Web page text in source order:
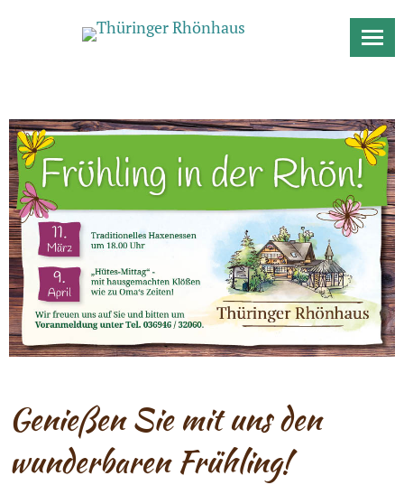
Genießen Sie mit uns den
wunderbaren Frühling!